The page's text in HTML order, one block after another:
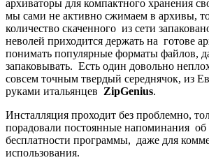
архиваторы для компактного хранения
мы сами не активно сжимаем в архивы,
количество скаченного из сети
неволей приходится держать на готове
понимать популярные форматы файлов,
запаковывать. Есть один довольно
совсем точным твердый середнячок, из
руками итальянцев ZipGenius.
Инсталляция проходит без проблемно,
порадовали постоянные напоминания об
бесплатности программы, даже для
использования.